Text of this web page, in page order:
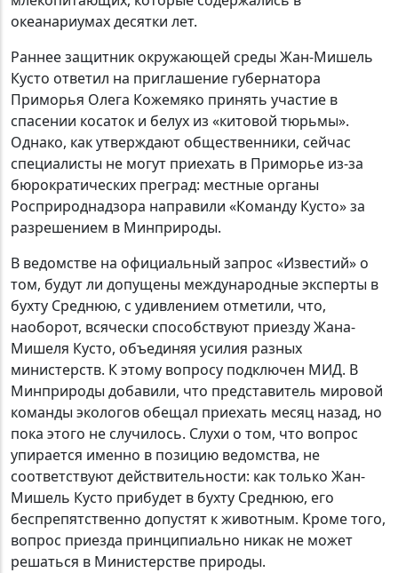
океанариумах десятки лет.
Раннее защитник окружающей среды Жан-Мишель
Кусто ответил на приглашение губернатора
Приморья Олега Кожемяко принять участие в
спасении косаток и белух из «китовой тюрьмы».
Однако, как утверждают общественники, сейчас
специалисты не могут приехать в Приморье из-за
бюрократических преград: местные органы
Росприроднадзора направили «Команду Кусто» за
разрешением в Минприроды.
В ведомстве на официальный запрос «Известий» о
том, будут ли допущены международные эксперты в
бухту Среднюю, с удивлением отметили, что,
наоборот, всячески способствуют приезду Жана-
Мишеля Кусто, объединяя усилия разных
министерств. К этому вопросу подключен МИД. В
Минприроды добавили, что представитель мировой
команды экологов обещал приехать месяц назад, но
пока этого не случилось. Слухи о том, что вопрос
упирается именно в позицию ведомства, не
соответствуют действительности: как только Жан-
Мишель Кусто прибудет в бухту Среднюю, его
беспрепятственно допустят к животным. Кроме того,
вопрос приезда принципиально никак не может
решаться в Министерстве природы.